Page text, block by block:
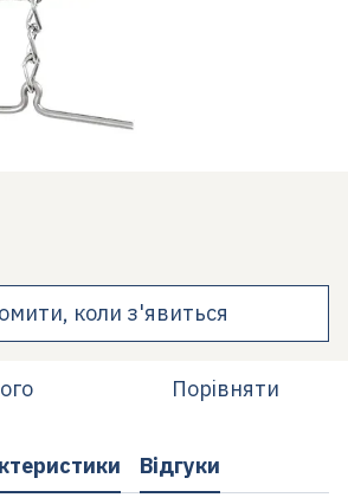
коли з'явиться
Порівняти
Відгуки